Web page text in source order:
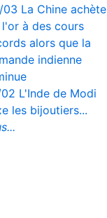
03 La Chine achète
à des cours
alors que la
indienne
L'Inde de Modi
les bijoutiers...